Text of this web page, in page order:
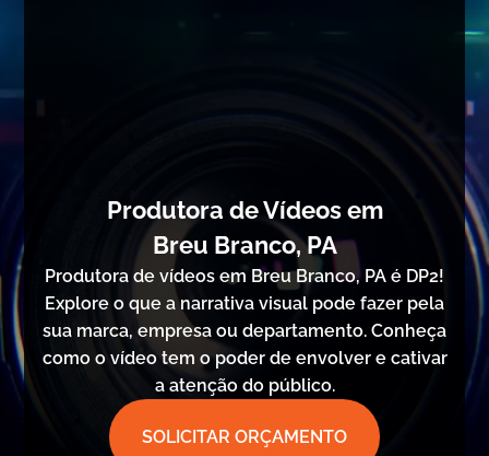
Produtora de Vídeos em
Breu Branco, PA
Produtora de vídeos em Breu Branco, PA é DP2!
Explore o que a narrativa visual pode fazer pela
sua marca, empresa ou departamento. Conheça
como o vídeo tem o poder de envolver e cativar
a atenção do público.
SOLICITAR ORÇAMENTO